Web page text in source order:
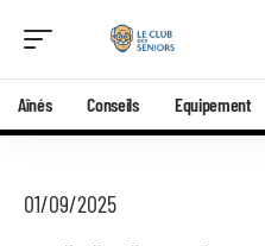
Aînés Conseils Equipement
01/09/2025